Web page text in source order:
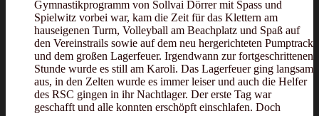
Gymnastikprogramm von Sollvai Dörrer mit Spass und
Spielwitz vorbei war, kam die Zeit für das Klettern am
hauseigenen Turm, Volleyball am Beachplatz und Spaß auf
den Vereinstrails sowie auf dem neu hergerichteten Pumptrack
und dem großen Lagerfeuer. Irgendwann zur fortgeschrittenen
Stunde wurde es still am Karoli. Das Lagerfeuer ging langsam
aus, in den Zelten wurde es immer leiser und auch die Helfer
des RSC gingen in ihr Nachtlager. Der erste Tag war
geschafft und alle konnten erschöpft einschlafen. Doch